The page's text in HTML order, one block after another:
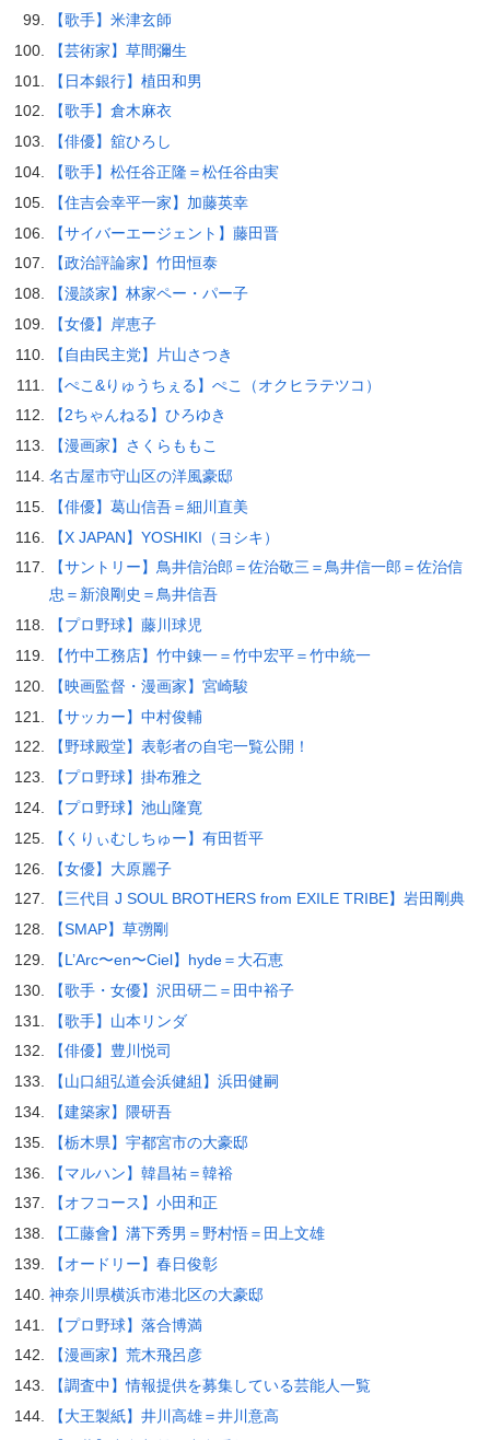
【歌手】米津玄師
【芸術家】草間彌生
【日本銀行】植田和男
【歌手】倉木麻衣
【俳優】舘ひろし
【歌手】松任谷正隆＝松任谷由実
【住吉会幸平一家】加藤英幸
【サイバーエージェント】藤田晋
【政治評論家】竹田恒泰
【漫談家】林家ペー・パー子
【女優】岸恵子
【自由民主党】片山さつき
【ぺこ&りゅうちぇる】ぺこ（オクヒラテツコ）
【2ちゃんねる】ひろゆき
【漫画家】さくらももこ
名古屋市守山区の洋風豪邸
【俳優】葛山信吾＝細川直美
【X JAPAN】YOSHIKI（ヨシキ）
【サントリー】鳥井信治郎＝佐治敬三＝鳥井信一郎＝佐治信
忠＝新浪剛史＝鳥井信吾
【プロ野球】藤川球児
【竹中工務店】竹中錬一＝竹中宏平＝竹中統一
【映画監督・漫画家】宮崎駿
【サッカー】中村俊輔
【野球殿堂】表彰者の自宅一覧公開！
【プロ野球】掛布雅之
【プロ野球】池山隆寛
【くりぃむしちゅー】有田哲平
【女優】大原麗子
【三代目 J SOUL BROTHERS from EXILE TRIBE】岩田剛典
【SMAP】草彅剛
【L’Arc〜en〜Ciel】hyde＝大石恵
【歌手・女優】沢田研二＝田中裕子
【歌手】山本リンダ
【俳優】豊川悦司
【山口組弘道会浜健組】浜田健嗣
【建築家】隈研吾
【栃木県】宇都宮市の大豪邸
【マルハン】韓昌祐＝韓裕
【オフコース】小田和正
【工藤會】溝下秀男＝野村悟＝田上文雄
【オードリー】春日俊彰
神奈川県横浜市港北区の大豪邸
【プロ野球】落合博満
【漫画家】荒木飛呂彦
【調査中】情報提供を募集している芸能人一覧
【大王製紙】井川高雄＝井川意高